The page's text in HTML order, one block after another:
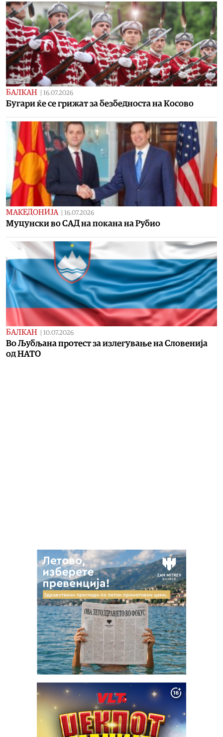
БАЛКАН 16.07.2026
Бугари ќе се грижат за безбедноста на Косово
МАКЕДОНИЈА 16.07.2026
Mуцунски во САД на покана на Рубио
БАЛКАН 10.07.2026
Во Љубљана протест за излегување на Словенија
од НАТО